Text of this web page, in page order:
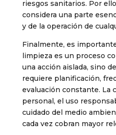
riesgos sanitarios. Por
considera una parte
y de la operación de
Finalmente, es
limpieza es un proceso
una acción aislada, sino
requiere planificación,
evaluación constante. La
personal, el uso
cuidado del medio
cada vez cobran mayor